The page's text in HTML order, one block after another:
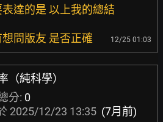
表達的是 以上我的總結
想問版友 是否正確 12/25 01:03
（純科學）
分: 0
2025/12/23 13:35 (7月前)